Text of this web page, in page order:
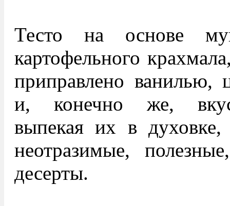
Тесто на основе
картофельного
приправлено ванилью,
и, конечно же,
выпекая их в
неотразимые,
десерты.